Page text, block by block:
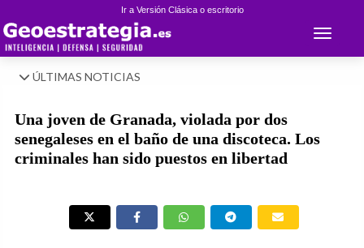
Ir a Versión Clásica o escritorio
Toggle
ÚLTIMAS NOTICIAS
Una joven de Granada, violada por dos
senegaleses en el baño de una discoteca. Los
criminales han sido puestos en libertad